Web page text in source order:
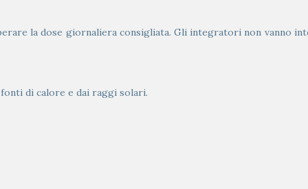
la dose giornaliera consigliata. Gli integratori non vanno
di calore e dai raggi solari.